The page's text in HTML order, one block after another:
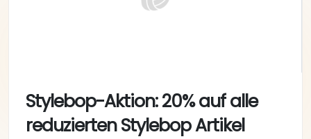
Stylebop-Aktion: 20% auf alle
reduzierten Stylebop Artikel